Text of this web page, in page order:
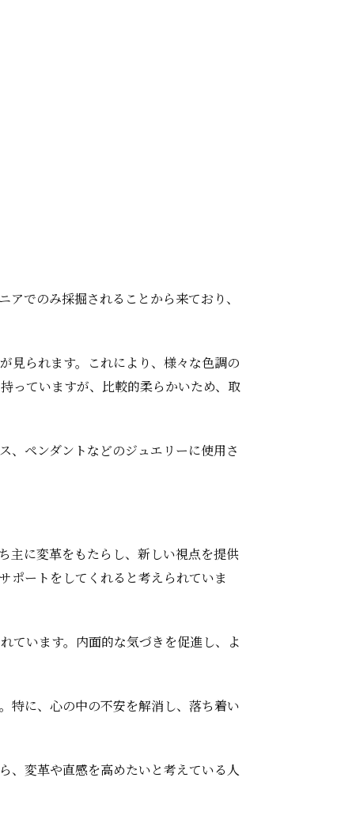
でのみ採掘されることから来ており、
見られます。これにより、様々な色調の
っていますが、比較的柔らかいため、取
、ペンダントなどのジュエリーに使用さ
主に変革をもたらし、新しい視点を提供
ポートをしてくれると考えられていま
ています。内面的な気づきを促進し、よ
特に、心の中の不安を解消し、落ち着い
、変革や直感を高めたいと考えている人